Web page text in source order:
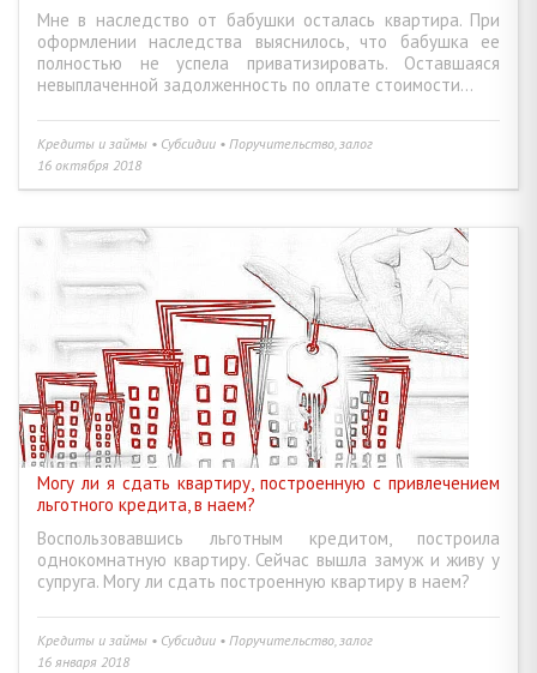
Мне в наследство от бабушки осталась квартира. При
оформлении наследства выяснилось, что бабушка ее
полностью не успела приватизировать. Оставшаяся
невыплаченной задолженность по оплате стоимости...
16 октября 2018
Кредиты и займы • Субсидии • Поручительство, залог
Могу ли я сдать квартиру, построенную с привлечением
льготного кредита, в наем?
Воспользовавшись льготным кредитом, построила
однокомнатную квартиру. Сейчас вышла замуж и живу у
супруга. Могу ли сдать построенную квартиру в наем?
16 января 2018
Кредиты и займы • Субсидии • Поручительство, залог